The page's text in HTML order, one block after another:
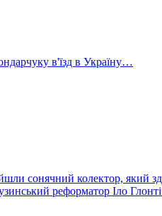
в'їзд в Україну…
сонячний колектор, який
реформатор Іло